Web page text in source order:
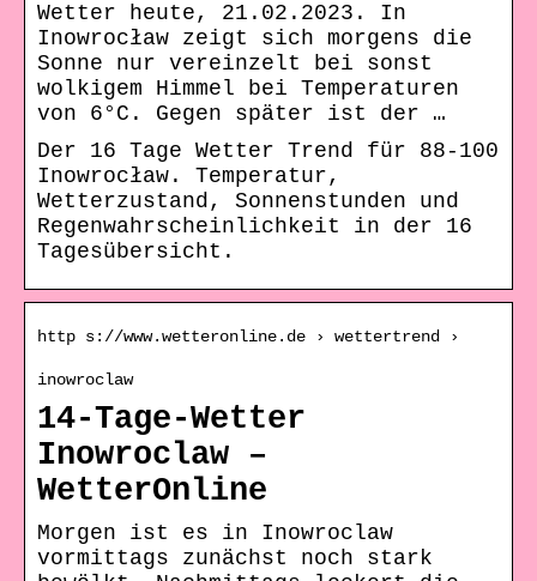
Wetter heute, 21.02.2023. In
Inowrocław zeigt sich morgens die
Sonne nur vereinzelt bei sonst
wolkigem Himmel bei Temperaturen
von 6°C. Gegen später ist der …
Der 16 Tage Wetter Trend für 88-100
Inowrocław. Temperatur,
Wetterzustand, Sonnenstunden und
Regenwahrscheinlichkeit in der 16
Tagesübersicht.
http s://www.wetteronline.de › wettertrend ›
inowroclaw
14-Tage-Wetter
Inowroclaw –
WetterOnline
Morgen ist es in Inowroclaw
vormittags zunächst noch stark